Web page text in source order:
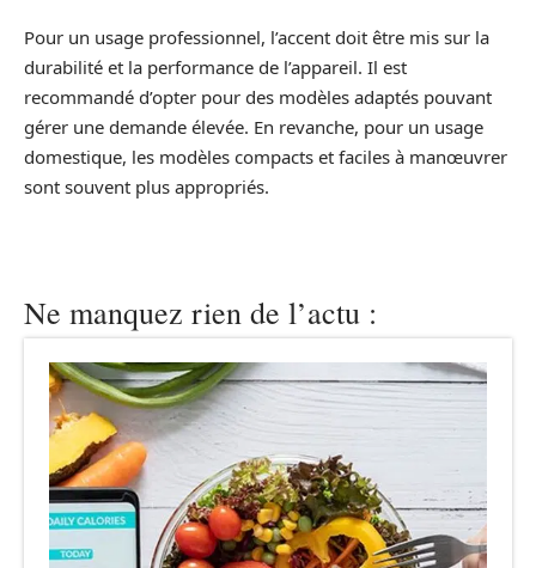
Pour un usage professionnel, l’accent doit être mis sur la
durabilité et la performance de l’appareil. Il est
recommandé d’opter pour des modèles adaptés pouvant
gérer une demande élevée. En revanche, pour un usage
domestique, les modèles compacts et faciles à manœuvrer
sont souvent plus appropriés.
Ne manquez rien de l’actu :